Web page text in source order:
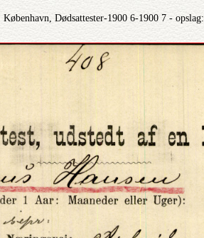
Dødsattester-1900 6-1900 7 - opslag: